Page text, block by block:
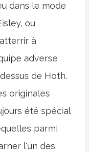
dans le mode
ou
à
adverse
de Hoth.
originales
été spécial
parmi
l'un des